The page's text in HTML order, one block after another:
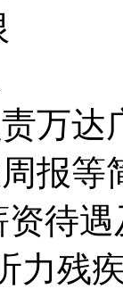
万达
报等
待
力残